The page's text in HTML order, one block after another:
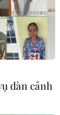
dàn cảnh